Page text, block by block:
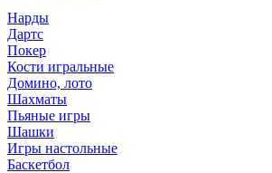
Нарды
Дартс
Покер
Кости игральные
Домино, лото
Шахматы
Пьяные игры
Шашки
Игры настольные
Баскетбол